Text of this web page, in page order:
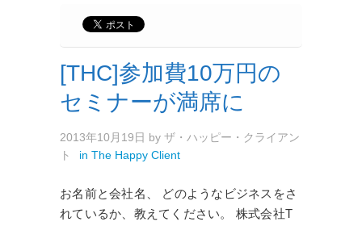
[THC]参加費10万円の
セミナーが満席に
2013年10月19日 by ザ・ハッピー・クライアン
ト
in The Happy Client
お名前と会社名、 どのようなビジネスをさ
れているか、教えてください。 株式会社T